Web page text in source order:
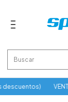
descuentos)